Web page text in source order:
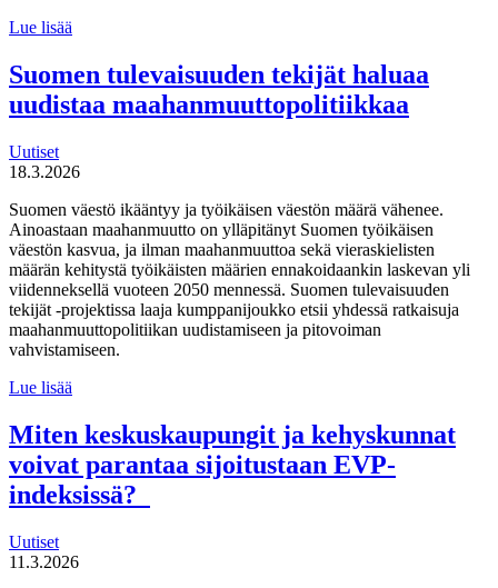
Lue lisää
liikuntaneuvontapalvelun
kirjaamisen,
lähettämisen
käytännöistä
Suomen tulevaisuuden tekijät haluaa
uudistaa maahanmuuttopolitiikkaa
Uutiset
18.3.2026
Suomen väestö ikääntyy ja työikäisen väestön määrä vähenee.
Ainoastaan maahanmuutto on ylläpitänyt Suomen työikäisen
väestön kasvua, ja ilman maahanmuuttoa sekä vieraskielisten
määrän kehitystä työikäisten määrien ennakoidaankin laskevan yli
viidenneksellä vuoteen 2050 mennessä. Suomen tulevaisuuden
tekijät -projektissa laaja kumppanijoukko etsii yhdessä ratkaisuja
maahanmuuttopolitiikan uudistamiseen ja pitovoiman
vahvistamiseen.
Lue lisää
tekijät haluaa
uudistaa
maahanmuuttopolitiikkaa
Miten keskuskaupungit ja kehyskunnat
voivat parantaa sijoitustaan EVP-
indeksissä?
Uutiset
11.3.2026